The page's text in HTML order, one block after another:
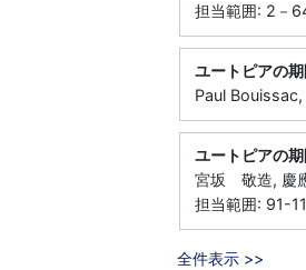
担当範囲: 2－
ユートピアの
Paul
ユートピアの
宮坂 敬造, 慶
担当範囲: 91-
全件表示 >>